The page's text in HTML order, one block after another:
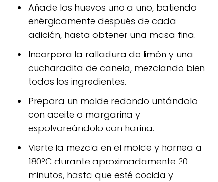
Añade los huevos uno a uno, batiendo
enérgicamente después de cada
adición, hasta obtener una masa fina.
Incorpora la ralladura de limón y una
cucharadita de canela, mezclando bien
todos los ingredientes.
Prepara un molde redondo untándolo
con aceite o margarina y
espolvoreándolo con harina.
Vierte la mezcla en el molde y hornea a
180ºC durante aproximadamente 30
minutos, hasta que esté cocida y